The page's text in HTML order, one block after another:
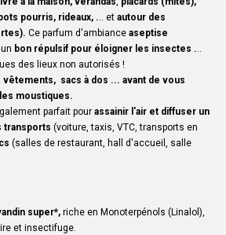
pourris, rideaux, ... et autour des
Ce parfum d'ambiance aseptise
bon répulsif pour éloigner les insectes ...
des lieux non autorisés !
vêtements, sacs à dos ... avant de vous
moustiques.
parfait pour assainir l'air et diffuser un
transports (voiture, taxis, VTC, transports en
(salles de restaurant, hall d'accueil, salle
super*, riche en Monoterpénols (Linalol),
et insectifuge.